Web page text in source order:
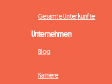
Gesamte Unterkünfte
Unternehmen
Blog
Karriere